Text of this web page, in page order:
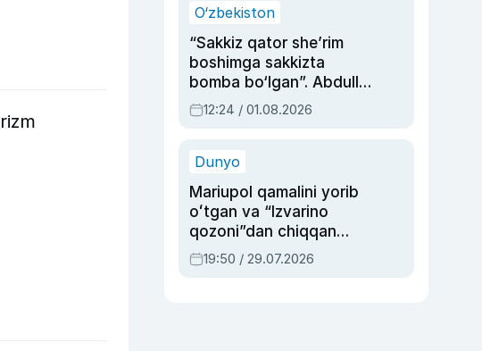
O‘zbekiston
“Sakkiz qator she’rim
boshimga sakkizta
bomba bo‘lgan”. Abdulla
Oripovni siyosiy
ayblovlardan asrab
12:24 / 01.08.2026
Dunyo
Mariupol qamalini yorib
oʻtgan va “Izvarino
qozoni”dan chiqqan
qahramon — Ukraina
armiyasi bosh
19:50 / 29.07.2026